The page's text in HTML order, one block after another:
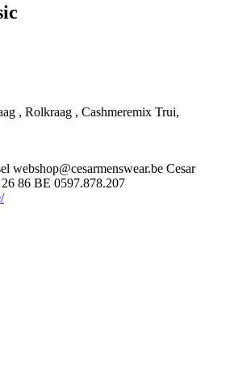
, Rolkraag , Cashmeremix Trui,
webshop@cesarmenswear.be Cesar
86 BE 0597.878.207